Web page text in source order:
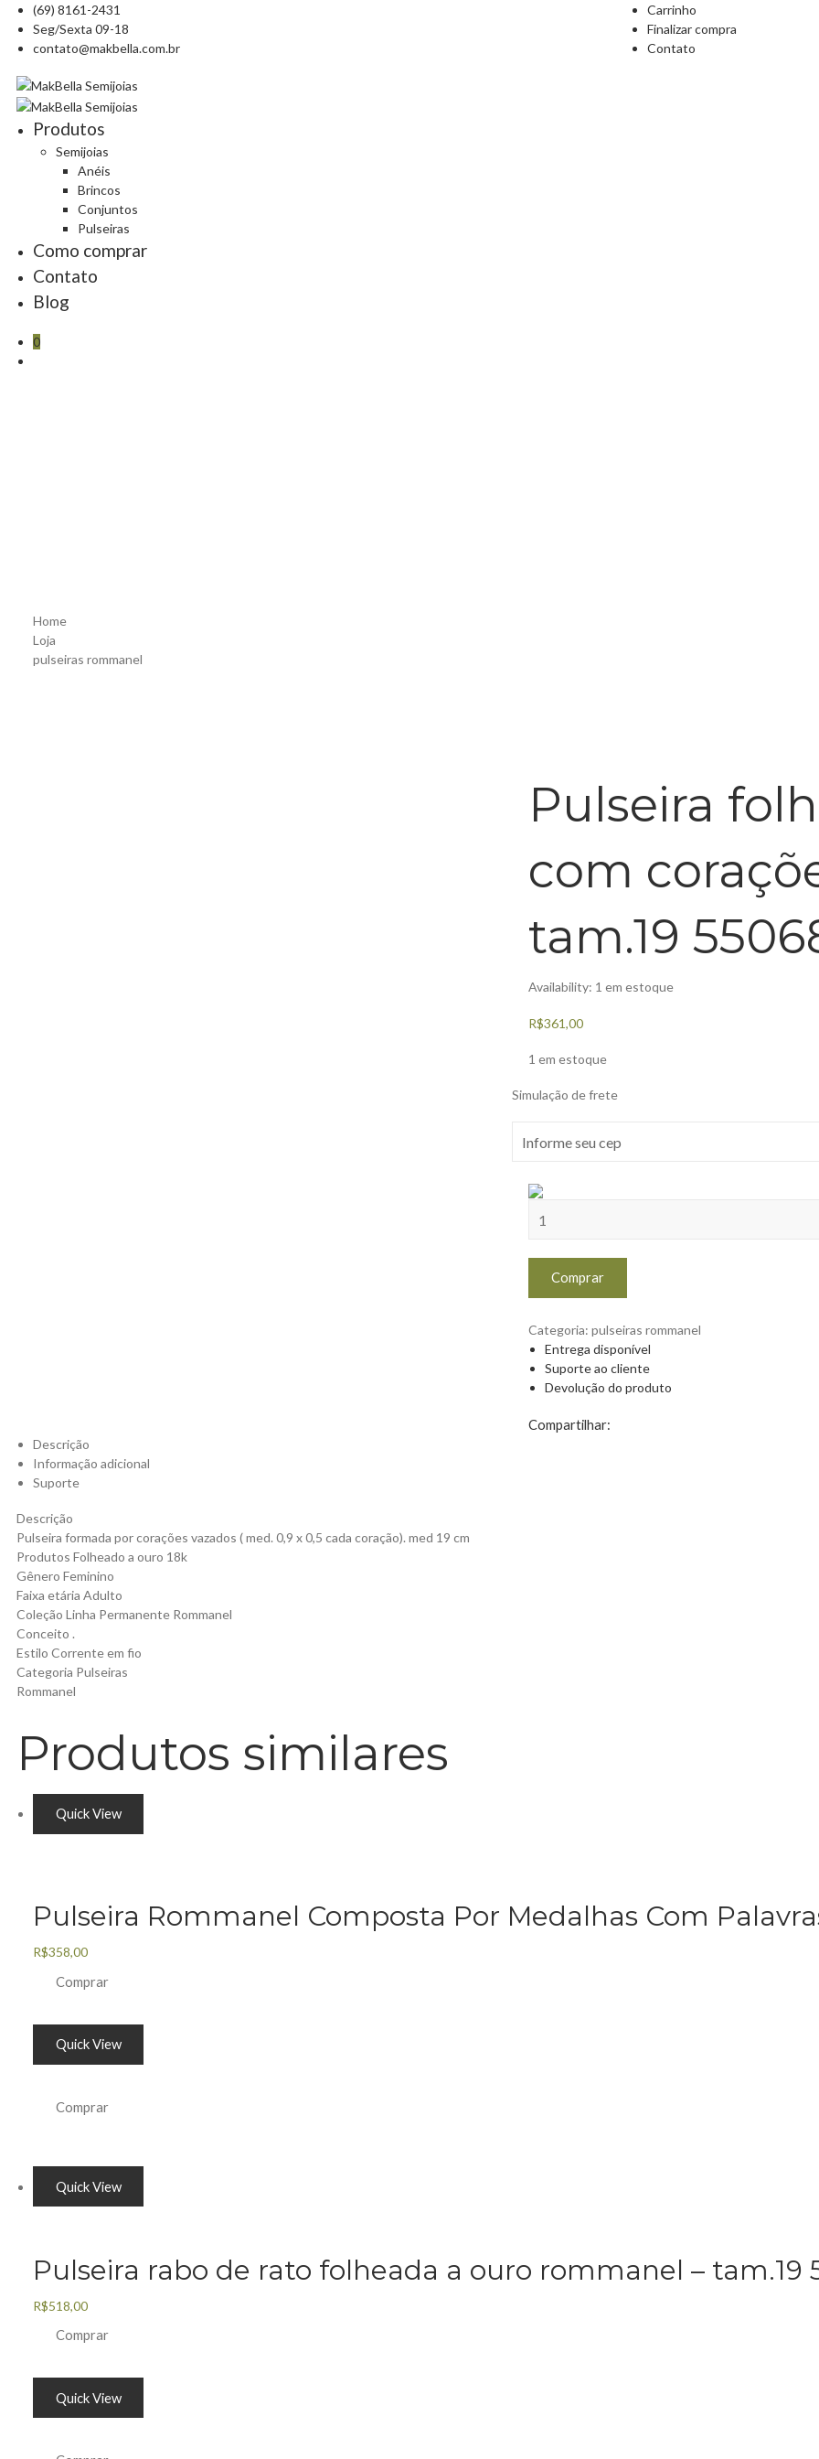
(69) 8161-2431
Seg/Sexta 09-18
contato@makbella.com.br
Carrinho
Finalizar compra
Contato
Produtos
Semijoias
Anéis
Brincos
Conjuntos
Pulseiras
Como comprar
Contato
Blog
0
Home
Loja
pulseiras rommanel
Pulseira
com
tam.19
Availability: 1 em estoque
R$361,00
1 em estoque
Simulação de frete
Comprar
Categoria:pulseiras rommanel
Entrega disponível
Suporte ao cliente
Devolução do produto
Compartilhar:
Descrição
Informação adicional
Suporte
Descrição
Pulseira formada por corações vazados ( med. 0,9 x 0,5 cada coração). med 19 cm
Produtos Folheado a ouro 18k
Gênero Feminino
Faixa etária Adulto
Coleção Linha Permanente Rommanel
Conceito .
Estilo Corrente em fio
Categoria Pulseiras
Rommanel
Produtos similares
Quick View
Pulseira Rommanel Composta Por Medalhas Com
R$358,00
Comprar
Quick View
Comprar
Quick View
Pulseira rabo de rato folheada a ouro rommanel – tam.19
R$518,00
Comprar
Quick View